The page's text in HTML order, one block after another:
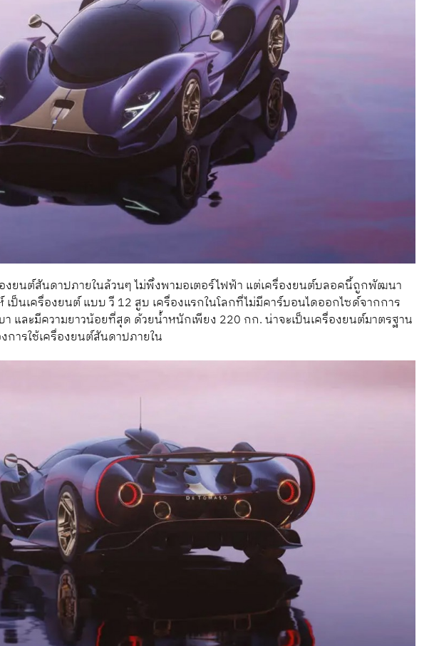
งยนต์สันดาปภายในล้วนๆ ไม่พึ่งพามอเตอร์ไฟฟ้า แต่เครื่องยนต์บลอคนี้ถูกพัฒนา
เป็นเครื่องยนต์ แบบ วี 12 สูบ เครื่องแรกในโลกที่ไม่มีคาร์บอนไดออกไซด์จากการ
า และมีความยาวน้อยที่สุด ด้วยน้ำหนักเพียง 220 กก. น่าจะเป็นเครื่องยนต์มาตรฐาน
ารใช้เครื่องยนต์สันดาปภายใน